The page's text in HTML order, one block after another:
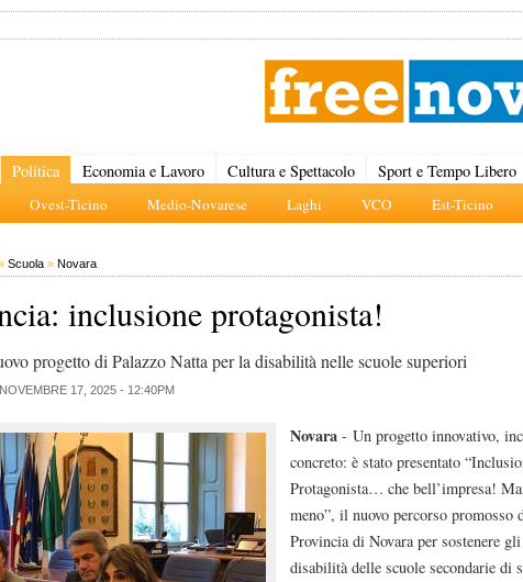
Politica
Ovest-Ticino Medio-Novarese Laghi VCO Est-Ticino
Economia e Lavoro Cultura e Spettacolo Sport e Tempo Libero
Scuola » Novara
inclusione protagonista!
progetto di Palazzo Natta per la disabilità nelle scuole superiori
NOVEMBRE 17, 2025 - 12:40PM
Novara - Un progetto innovativo,
concreto: è stato presentato
Protagonista… che bell’impresa!
meno”, il nuovo percorso promosso
Provincia di Novara per sostenere
disabilità delle scuole secondarie di